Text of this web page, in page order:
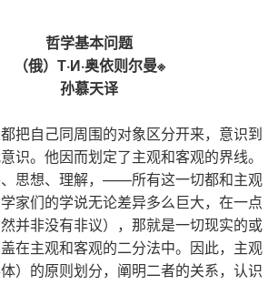
哲学基本问题
（俄）Т·И·奥依则尔曼※
孙慕天译
把自己同周围的对象区分开来，意识到
识。他因而划定了主观和客观的界线。
思想、理解，——所有这一切都和主观
家们的学说无论差异多么巨大，在一点
并非没有非议），那就是一切现实的或
在主观和客观的二分法中。因此，主观
）的原则划分，阐明二者的关系，认识